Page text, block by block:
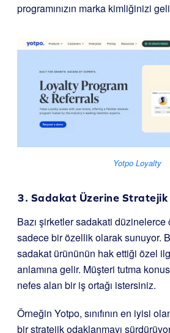
programınızın marka kimliğinizi
Yotpo Loyalty
3. Sadakat Üzerine
Bazı şirketler sadakati düzinelerce
sadece bir özellik olarak sunuyor.
sadakat ürününün hak ettiği özel
anlamına gelir. Müşteri tutma
nefes alan bir iş ortağı istersiniz.
Örneğin Yotpo, sınıfının en iyisi
bir stratejik odaklanmayı